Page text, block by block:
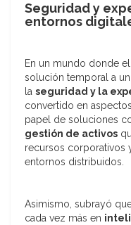
Seguridad y
entornos
En un mundo donde
solución temporal a
la seguridad y la
convertido en
papel de soluciones
gestión de activos
recursos corporativos
entornos distribuidos.
Asimismo, subrayó
cada vez más en